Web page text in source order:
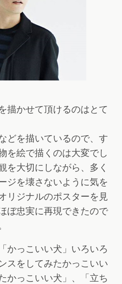
描かせて頂けるのはとて
どを描いているので、す
を絵で描くのは大変でし
を大切にしながら、多く
ジを壊さないように気を
リジナルのポスターを見
ぼ忠実に再現できたので
かっこいい犬」いろいろ
スをしてみたかっこいい
かっこいい犬」、「立ち